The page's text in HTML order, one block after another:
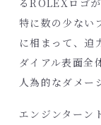
るROLEXロゴ
特に数の少ない
に相まって、迫
ダイアル表面全
人為的なダメー
エンジンターン